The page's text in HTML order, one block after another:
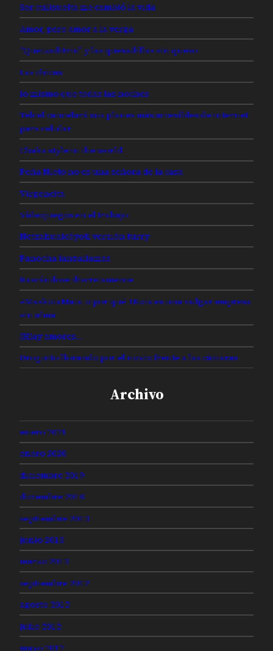
Ser culisuelta me cambió la vida
Amor, pero amor a la verga
“Quetzaditzin” y las quesadillas sin queso
Las chicas
lo mismo que todas las noches
Telcel cancelará sus planes más accesibles de internet
para celular
Chaka style in the world
Peña Nieto no es una señora de la casa
Virgencita
Videojuegos en el trabajo
Netzahualcóyotl versión furry
Panocha lanzallamas
Rascándose discretamente
#MaskotaMata, o por qué +Kota es una vulgar empresa
sin alma
(H)ay amores…
Droguito llorando por el novio frente a las cámaras
Archivo
enero 2021
enero 2020
diciembre 2019
diciembre 2018
septiembre 2013
junio 2013
marzo 2013
septiembre 2012
agosto 2012
julio 2012
mayo 2012